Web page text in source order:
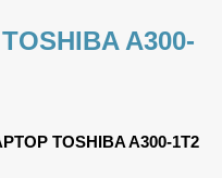
A300-
TOSHIBA A300-1T2